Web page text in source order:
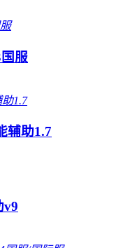
服
辅助1.7
v9